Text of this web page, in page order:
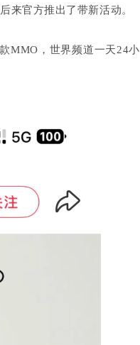
来官方推出了带新活动。
MMO，世界频道一天24小